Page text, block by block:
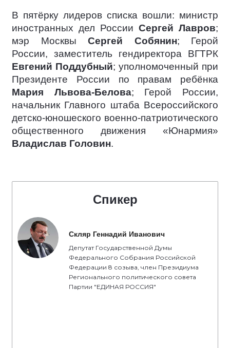
В пятёрку лидеров списка вошли: министр
иностранных дел России Сергей Лавров;
мэр Москвы Сергей Собянин; Герой
России, заместитель гендиректора ВГТРК
Евгений Поддубный; уполномоченный при
Президенте России по правам ребёнка
Мария Львова-Белова; Герой России,
начальник Главного штаба Всероссийского
детско-юношеского военно-патриотического
общественного движения «Юнармия»
Владислав Головин.
Спикер
Скляр Геннадий Иванович
Депутат Государственной Думы
Федерального Собрания Российской
Федерации 8 созыва, член Президиума
Регионального политического совета
Партии "ЕДИНАЯ РОССИЯ"